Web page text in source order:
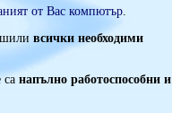
от Вас компютър.
всички необходими
са напълно работоспособни и